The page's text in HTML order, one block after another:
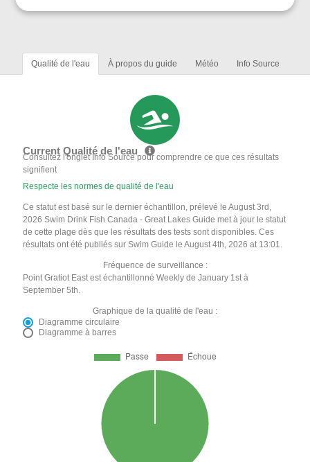
Qualité de l'eau À propos du guide Météo Info Source
Current Qualité de l'eau
Consultez l'onglet Info Source pour comprendre ce que ces résultats
signifient
Respecte les normes de qualité de l'eau
Ce statut est basé sur le dernier échantillon, prélevé le August 3rd,
2026 Swim Drink Fish Canada - Great Lakes Guide met à jour le statut
de cette plage dès que les résultats des tests sont disponibles. Ces
résultats ont été publiés sur Swim Guide le August 4th, 2026 at 13:01.
Fréquence de surveillance :
Point Gratiot East est échantillonné Weekly de January 1st à
September 5th.
Graphique de la qualité de l'eau :
Diagramme circulaire
Diagramme à barres